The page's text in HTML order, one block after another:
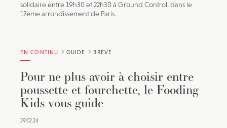
solidaire entre 19h30 et 22h30 à Ground Control, dans le
12ème arrondissement de Paris.
EN CONTINU GUIDE BRÈVE
Pour ne plus avoir à choisir entre
poussette et fourchette, le Fooding
Kids vous guide
29.02.24